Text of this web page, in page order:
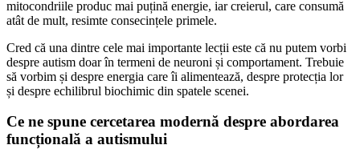
mitocondriile produc mai puțină energie, iar creierul, care consumă
atât de mult, resimte consecințele primele.
Cred că una dintre cele mai importante lecții este că nu putem vorbi
despre autism doar în termeni de neuroni și comportament. Trebuie
să vorbim și despre energia care îi alimentează, despre protecția lor
și despre echilibrul biochimic din spatele scenei.
Ce ne spune cercetarea modernă despre abordarea
funcțională a autismului